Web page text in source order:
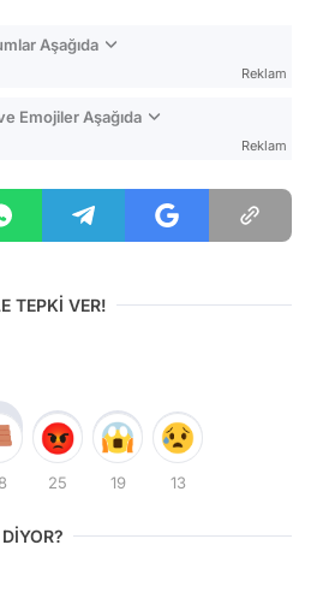
Aşağıda
Reklam
Emojiler Aşağıda
Reklam
TEPKİ VER!
25 19 13